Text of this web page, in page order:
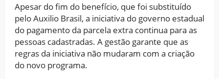
Apesar do fim do benefício, que foi substituído
pelo Auxilio Brasil, a iniciativa do governo estadual
do pagamento da parcela extra continua para as
pessoas cadastradas. A gestão garante que as
regras da iniciativa não mudaram com a criação
do novo programa.